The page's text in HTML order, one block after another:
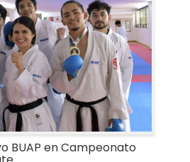
BUAP en Campeonato